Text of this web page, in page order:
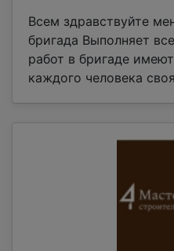
Всем здравствуйте
бригада Выполняет
работ в бригаде
каждого человека